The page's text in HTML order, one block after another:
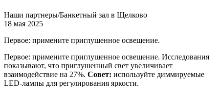
Наши партнеры/Банкетный зал в Щелково
18 мая 2025
Первое: примените приглушенное освещение.
Первое: примените приглушенное освещение. Исследования
показывают, что приглушенный свет увеличивает
взаимодействие на 27%. Совет: используйте диммируемые
LED-лампы для регулирования яркости.